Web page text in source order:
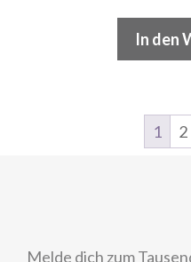
In den
1 2
Melde dich zum